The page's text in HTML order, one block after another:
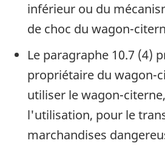
inférieur ou du
de choc du wagon-
Le paragraphe 10.7 (4)
propriétaire du wagon-
utiliser le wagon-
l'utilisation, pour le
marchandises